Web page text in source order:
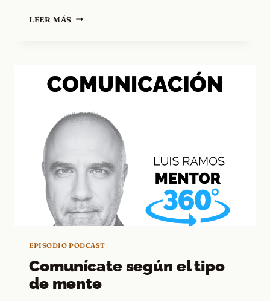
LEER MÁS LLEVO
DE
QUE
MARCA
FUNCIONA
EPISODIO PODCAST
Comunícate según el tipo
de mente